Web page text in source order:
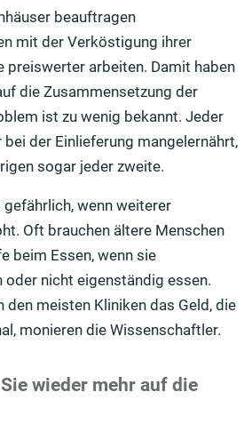
beauftragen
mit der Verköstigung ihrer
preiswerter arbeiten. Damit haben
die Zusammensetzung der
ist zu wenig bekannt. Jeder
der Einlieferung mangelernährt,
sogar jeder zweite.
wenn weiterer
Oft brauchen ältere Menschen
beim Essen, wenn sie
oder nicht eigenständig essen.
den meisten Kliniken das Geld, die
monieren die Wissenschaftler.
wieder mehr auf die